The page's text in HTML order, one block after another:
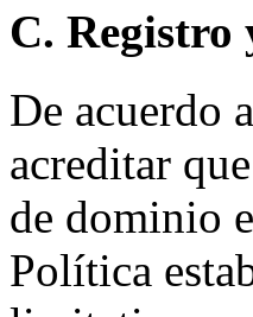
C. Registro
De acuerdo
acreditar
de dominio
Política